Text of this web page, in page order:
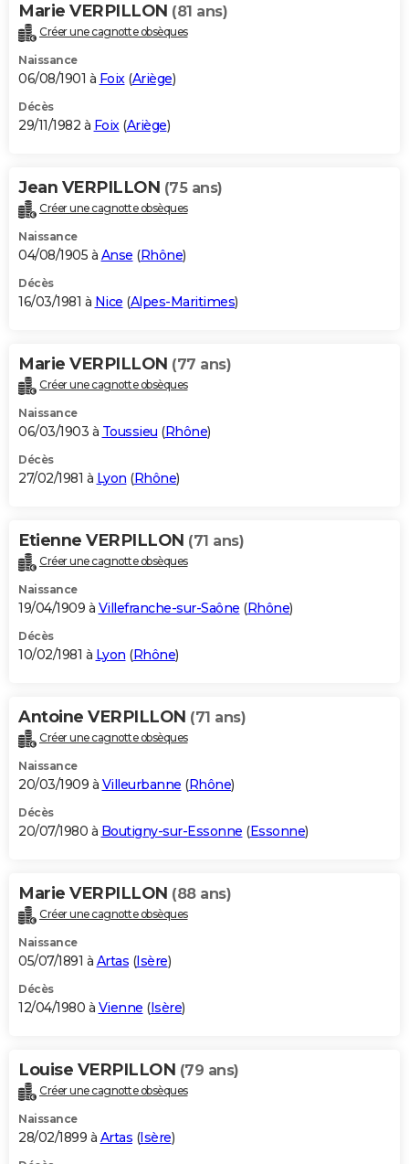
Marie VERPILLON (81 ans)
Créer une cagnotte obsèques
Naissance
06/08/1901 à Foix(Ariège)
Décès
29/11/1982 à Foix(Ariège)
Jean VERPILLON (75 ans)
Créer une cagnotte obsèques
Naissance
04/08/1905 à Anse (Rhône)
Décès
16/03/1981 à Nice (Alpes-Maritimes)
Marie VERPILLON (77 ans)
Créer une cagnotte obsèques
Naissance
06/03/1903 à Toussieu (Rhône)
Décès
27/02/1981 à Lyon (Rhône)
Etienne VERPILLON (71 ans)
Créer une cagnotte obsèques
Naissance
19/04/1909 à Villefranche-sur-Saône (Rhône)
Décès
10/02/1981 à Lyon (Rhône)
Antoine VERPILLON (71 ans)
Créer une cagnotte obsèques
Naissance
20/03/1909 à Villeurbanne (Rhône)
Décès
20/07/1980 à Boutigny-sur-Essonne (Essonne)
Marie VERPILLON (88 ans)
Créer une cagnotte obsèques
Naissance
05/07/1891 à Artas (Isère)
Décès
12/04/1980 à Vienne (Isère)
Louise VERPILLON (79 ans)
Créer une cagnotte obsèques
Naissance
28/02/1899 à Artas (Isère)